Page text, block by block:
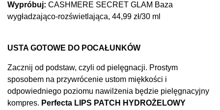
Wypróbuj: CASHMERE SECRET GLAM Baza
wygładzająco-rozświetlająca, 44,99 zł/30 ml
USTA GOTOWE DO POCAŁUNKÓW
Zacznij od podstaw, czyli od pielęgnacji. Prostym
sposobem na przywrócenie ustom miękkości i
odpowiedniego poziomu nawilżenia będzie pielęgnacyjny
kompres. Perfecta LIPS PATCH HYDROŻELOWY